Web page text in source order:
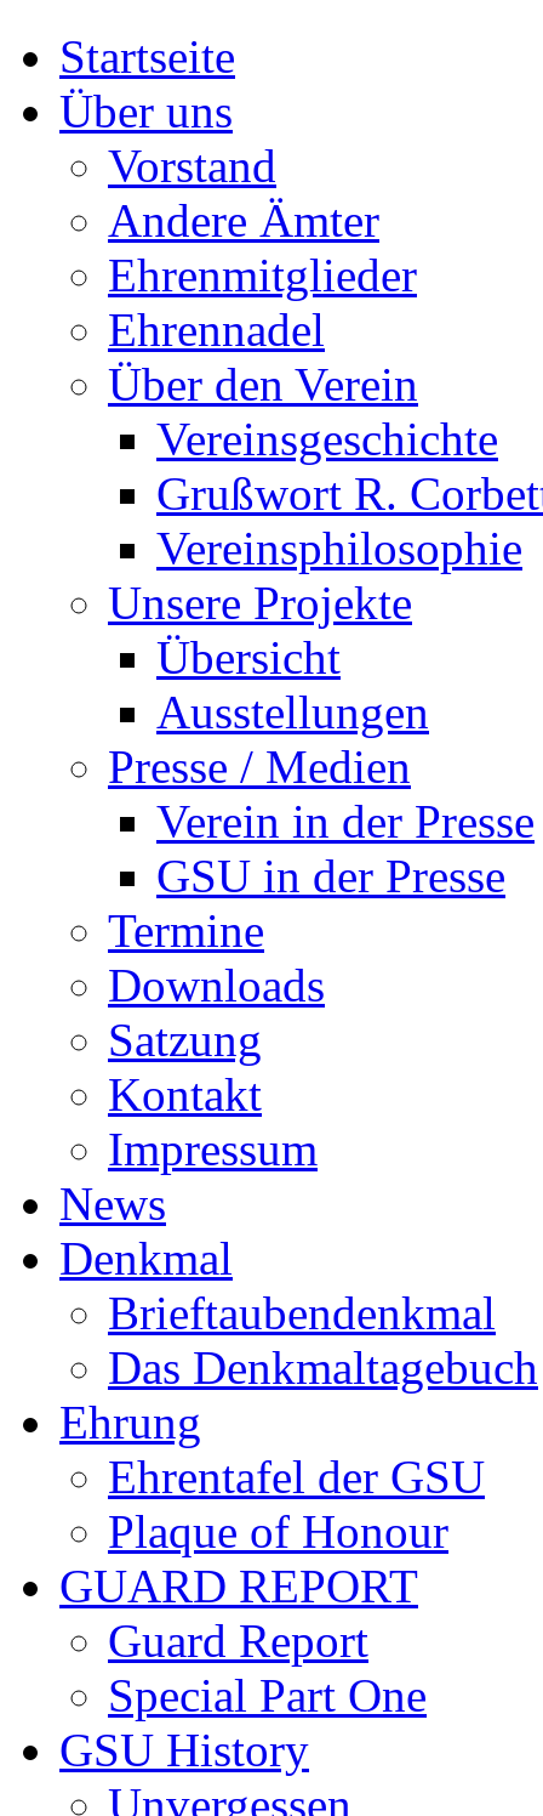
Startseite
Über uns
Vorstand
Andere Ämter
Ehrenmitglieder
Ehrennadel
Über den Verein
Vereinsgeschichte
Grußwort R.
Vereinsphilosophie
Unsere Projekte
Übersicht
Ausstellungen
Presse / Medien
Verein in der Presse
GSU in der Presse
Termine
Downloads
Satzung
Kontakt
Impressum
News
Denkmal
Brieftaubendenkmal
Das Denkmaltagebuch
Ehrung
Ehrentafel der GSU
Plaque of Honour
GUARD REPORT
Guard Report
Special Part One
GSU History
Unvergessen